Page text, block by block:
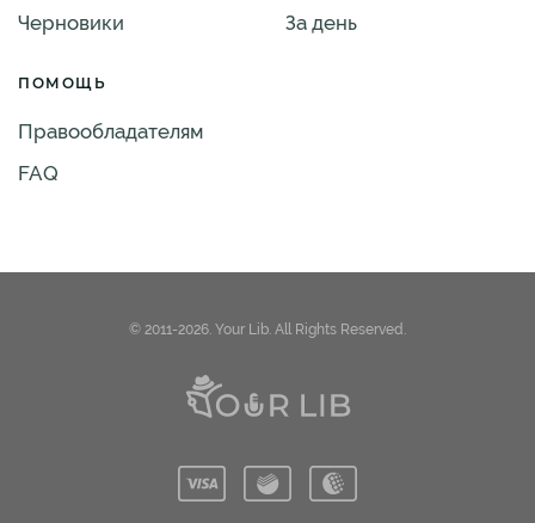
Черновики
За день
ПОМОЩЬ
Правообладателям
FAQ
© 2011-2026. Your Lib. All Rights Reserved.